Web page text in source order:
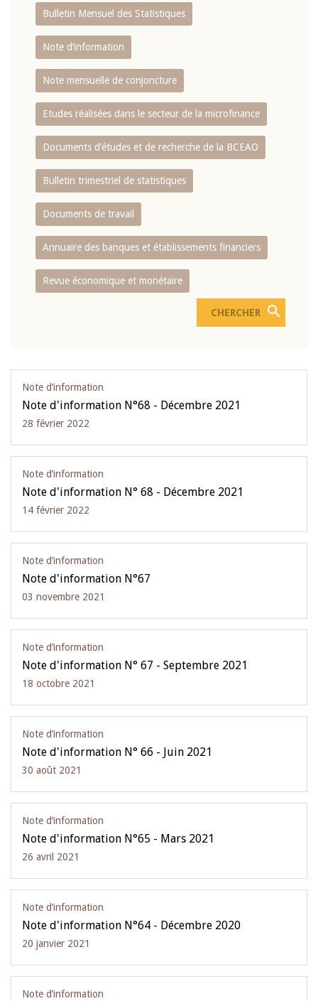
Bulletin Mensuel des Statistiques
Note d’information
Note mensuelle de conjoncture
Etudes réalisées dans le secteur de la microfinance
Documents d’études et de recherche de la BCEAO
Bulletin trimestriel de statistiques
Documents de travail
Annuaire des banques et établissements financiers
Revue économique et monétaire
Note d’information
Note d'information N°68 - Décembre 2021
28 février 2022
Note d’information
Note d'information N° 68 - Décembre 2021
14 février 2022
Note d’information
Note d'information N°67
03 novembre 2021
Note d’information
Note d'information N° 67 - Septembre 2021
18 octobre 2021
Note d’information
Note d'information N° 66 - Juin 2021
30 août 2021
Note d’information
Note d'information N°65 - Mars 2021
26 avril 2021
Note d’information
Note d'information N°64 - Décembre 2020
20 janvier 2021
Note d’information